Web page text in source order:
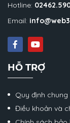
Hotline:
Email:
HỖ TRỢ
Quy định chung
Điều khoản và